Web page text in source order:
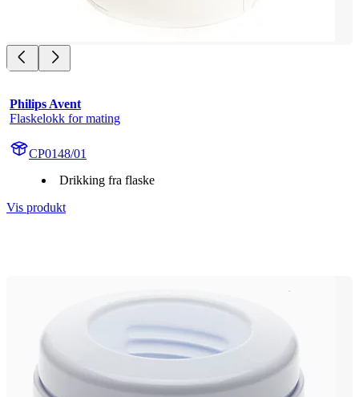
Philips Avent
Flaskelokk for mating
CP0148/01
Drikking fra flaske
Vis produkt